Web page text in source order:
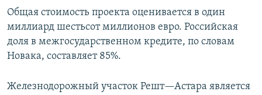
Общая стоимость проекта оценивается в один
миллиард шестьсот миллионов евро. Российская
доля в межгосударственном кредите, по словам
Новака, составляет 85%.
Железнодорожный участок Решт—Астара является